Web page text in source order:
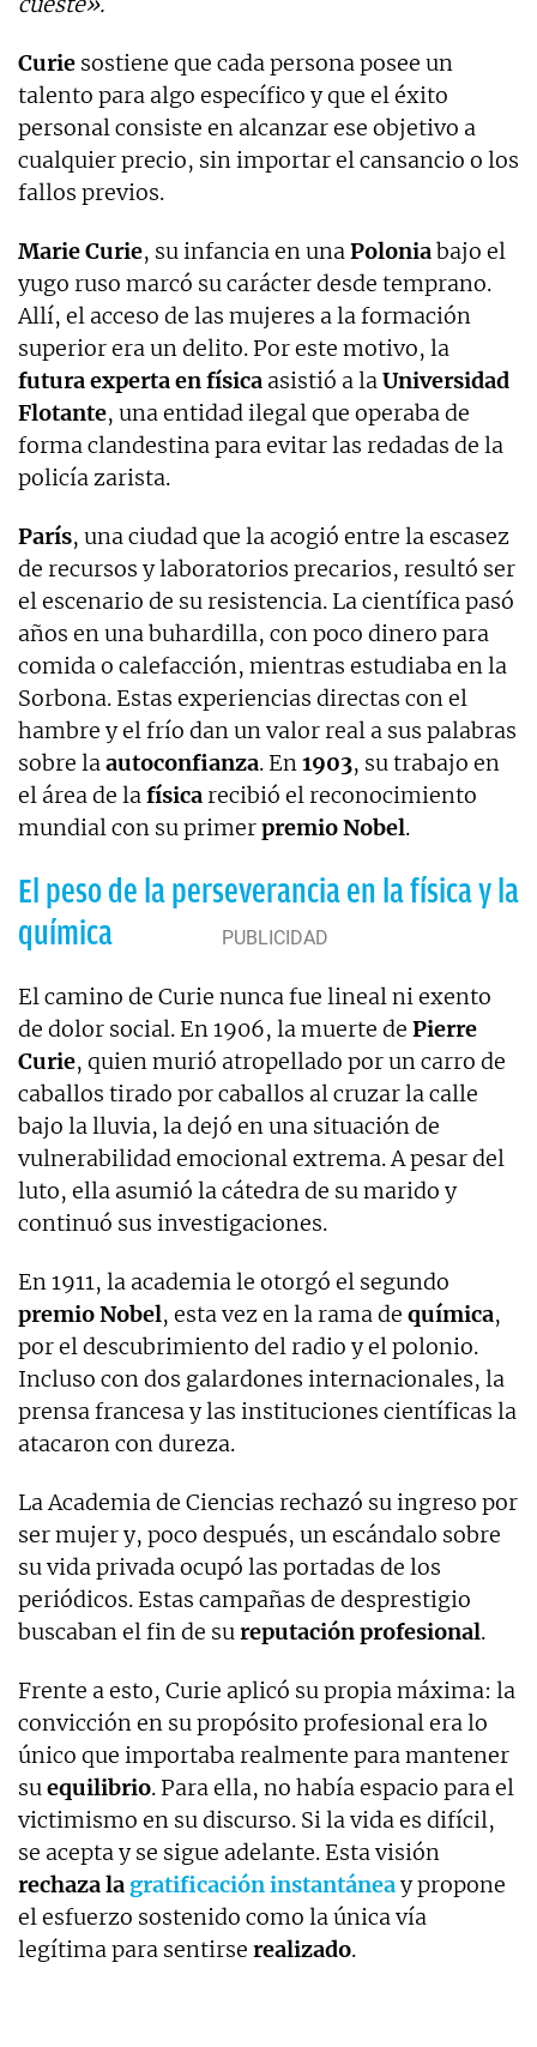
Curie sostiene que cada persona posee un
talento para algo específico y que el éxito
personal consiste en alcanzar ese objetivo a
cualquier precio, sin importar el cansancio o los
fallos previos.
Marie Curie, su infancia en unaPoloniabajo el
yugo ruso marcó su carácter desde temprano.
Allí, el acceso de las mujeres a la formación
superior era un delito. Por este motivo, la
futura experta enfísica asistió a laUniversidad
Flotante, una entidad ilegal que operaba de
forma clandestina para evitar las redadas de la
policía zarista.
París, una ciudad que la acogió entre la escasez
de recursos y laboratorios precarios, resultó ser
el escenario de su resistencia. La científica pasó
años en una buhardilla, con poco dinero para
comida o calefacción, mientras estudiaba en la
Sorbona. Estas experiencias directas con el
hambre y el frío dan un valor real a sus palabras
sobre laautoconfianza. En1903, su trabajo en
el área de lafísicarecibió el reconocimiento
mundial con su primerpremio Nobel.
El peso de la perseverancia en la física y la
química
El camino de Curie nunca fue lineal ni exento
de dolor social. En 1906, la muerte de Pierre
Curie, quien murió atropellado por un carro de
caballos tirado por caballos al cruzar la calle
bajo la lluvia, la dejó en una situación de
vulnerabilidad emocional extrema. A pesar del
luto, ella asumió la cátedra de su marido y
continuó sus investigaciones.
En 1911, la academia le otorgó el segundo
premio Nobel, esta vez en la rama de química,
por el descubrimiento del radio y el polonio.
Incluso con dos galardones internacionales, la
prensa francesa y las instituciones científicas la
atacaron con dureza.
La Academia de Ciencias rechazó su ingreso por
ser mujer y, poco después, un escándalo sobre
su vida privada ocupó las portadas de los
periódicos. Estas campañas de desprestigio
buscaban el fin de sureputaciónprofesional.
Frente a esto, Curie aplicó su propia máxima: la
convicción en su propósito profesional era lo
único que importaba realmente para mantener
suequilibrio. Para ella, no había espacio para el
victimismo en su discurso. Si la vida es difícil,
se acepta y se sigue adelante. Esta visión
rechaza la gratificación instantáneay propone
el esfuerzo sostenido como la única vía
legítima para sentirse realizado.